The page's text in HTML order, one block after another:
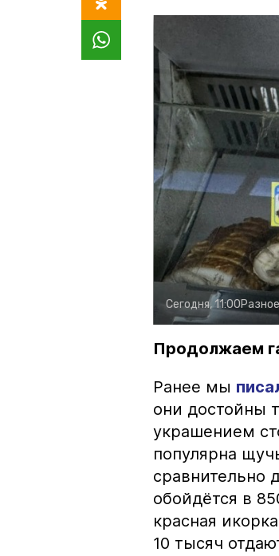
Сегодня, 11:00Разное
Продолжаем
Ранее мы
они достойны
украшением
популярна
сравнительно
обойдётся в
красная
10 тысяч